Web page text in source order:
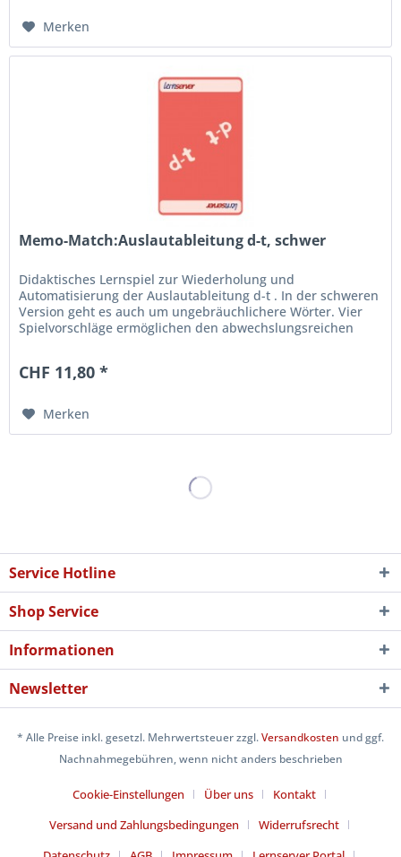
Merken
Memo-Match:Auslautableitung d-t, schwer
Didaktisches Lernspiel zur Wiederholung und
Automatisierung der Auslautableitung d-t . In der schweren
Version geht es auch um ungebräuchlichere Wörter. Vier
Spielvorschläge ermöglichen den abwechslungsreichen
CHF 11,80 *
Merken
Service Hotline
Shop Service
Informationen
Newsletter
* Alle Preise inkl. gesetzl. Mehrwertsteuer zzgl.Versandkosten und ggf.
Nachnahmegebühren, wenn nicht anders beschrieben
Cookie-Einstellungen Über uns
Kontakt
Versand und Zahlungsbedingungen
Widerrufsrecht